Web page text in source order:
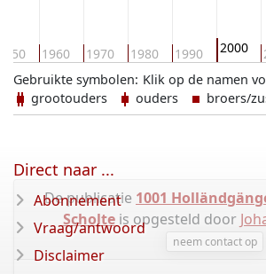
1960 1970 1980 1990 2000
Klik op de namen
Gebruikte symbolen:
grootouders
ouders broers/
De publicatie 1001
Scholteis opgesteld door
neem contact op
Direct naar ...
Abonnement
Vraag/antwoord
Disclaimer